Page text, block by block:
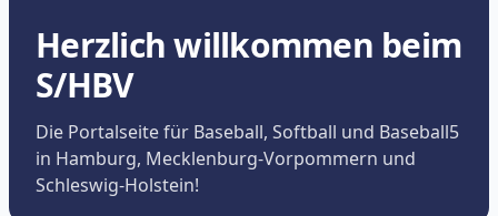
Herzlich willkommen beim
S/HBV
Die Portalseite für Baseball, Softball und Baseball5
in Hamburg, Mecklenburg-Vorpommern und
Schleswig-Holstein!